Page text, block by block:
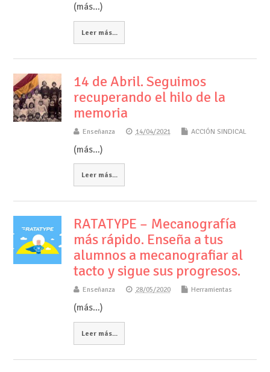
(más…)
Leer más...
14 de Abril. Seguimos
recuperando el hilo de la
memoria
Enseñanza 14/04/2021 ACCIÓN SINDICAL
(más…)
Leer más...
RATATYPE – Mecanografía
más rápido. Enseña a tus
alumnos a mecanografiar al
tacto y sigue sus progresos.
Enseñanza 28/05/2020 Herramientas
(más…)
Leer más...